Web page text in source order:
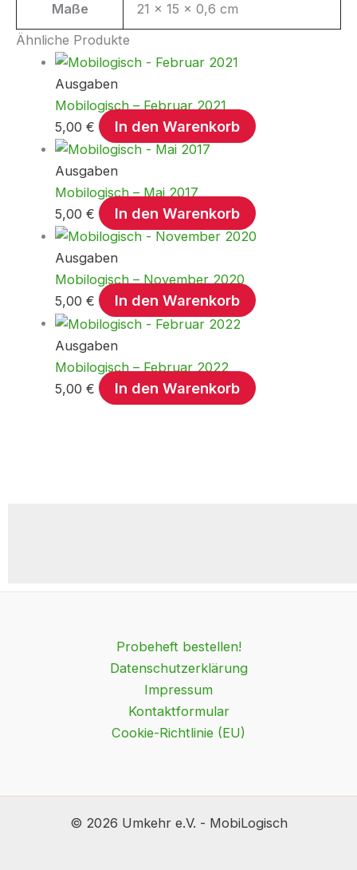
Maße
21 × 15 × 0,6 cm
Ähnliche Produkte
Ausgaben
Mobilogisch – Februar 2021
5,00€ In den Warenkorb
Ausgaben
Mobilogisch – Mai 2017
5,00€ In den Warenkorb
Ausgaben
Mobilogisch – November 2020
5,00€ In den Warenkorb
Ausgaben
Mobilogisch – Februar 2022
5,00€ In den Warenkorb
Probeheft bestellen!
Datenschutzerklärung
Impressum
Kontaktformular
Cookie-Richtlinie (EU)
© 2026 Umkehr e.V. - MobiLogisch